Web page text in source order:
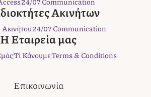
r r
a
m
e
s
t
Ακινήτων
24/07 Communication
Η Εταιρεία μας
Τί ΚάνουμεTerms & Conditions
Επικοινωνία